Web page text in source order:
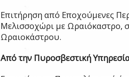
Επιτήρηση από Εποχούμενες
Μελισσοχώρι με Ωραιόκαστρο,
Ωραιοκάστρου.
Από την Πυροσβεστική